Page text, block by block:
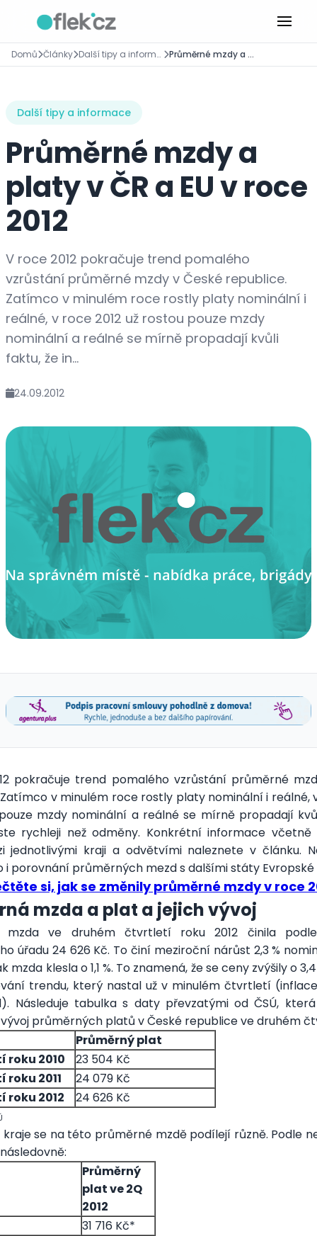
Domů Články Další tipy a informace Průměrné mzdy a platy v ČR a EU v roce 2012
Další tipy a informace
Průměrné mzdy a
platy v ČR a EU v roce
2012
V roce 2012 pokračuje trend pomalého
vzrůstání průměrné mzdy v České republice.
Zatímco v minulém roce rostly platy nominální i
reálné, v roce 2012 už rostou pouze mzdy
nominální a reálné se mírně propadají kvůli
faktu, že in...
24.09.2012
pokračuje trend pomalého vzrůstání průměrné
v minulém roce rostly platy nominální i reálné,
mzdy nominální a reálné se mírně propadají
rychleji než odměny. Konkrétní informace včetně
jednotlivými kraji a odvětvími naleznete v článku.
i porovnání průměrných mezd s dalšími státy Evropské
si, jak se změnily průměrné mzdy v roce
mzda a plat a jejich vývoj
mzda ve druhém čtvrtletí roku 2012 činila
úřadu 24 626 Kč. To činí meziroční nárůst 2,3 %
mzda klesla o 1,1 %. To znamená, že se ceny zvýšily o
trendu, který nastal už v minulém čtvrtletí
Následuje tabulka s daty převzatými od ČSÚ,
průměrných platů v České republice ve druhém
Průměrný plat
roku 2010
23 504 Kč
2011
24 079 Kč
roku 2012
24 626 Kč
se na této průměrné mzdě podílejí různě. Podle
Průměrný
plat ve 2Q
2012
31 716 Kč*